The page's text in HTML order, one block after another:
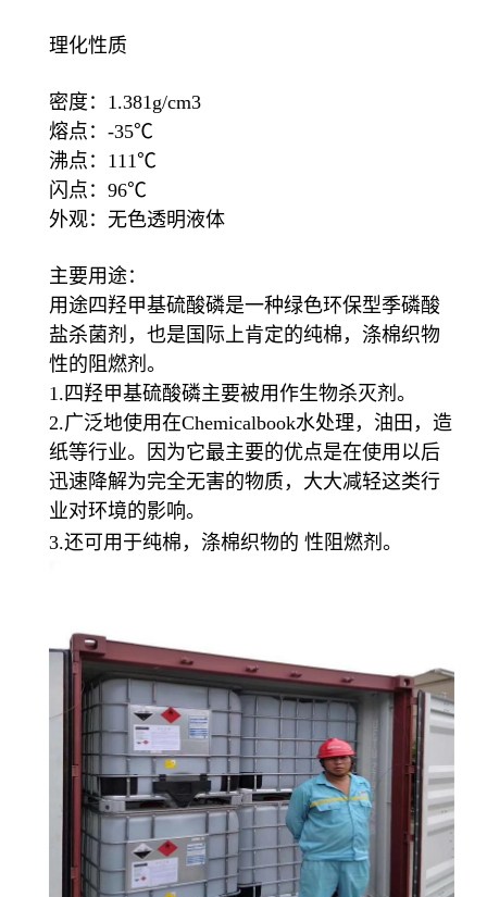
理化性质
密度：1.381g/cm3
熔点：-35℃
沸点：111℃
闪点：96℃
外观：无色透明液体
主要用途：
用途四羟甲基硫酸磷是一种绿色环保型季磷酸
盐杀菌剂，也是国际上肯定的纯棉，涤棉织物
性的阻燃剂。
1.四羟甲基硫酸磷主要被用作生物杀灭剂。
2.广泛地使用在Chemicalbook水处理，油田，造
纸等行业。因为它最主要的优点是在使用以后
迅速降解为完全无害的物质，大大减轻这类行
业对环境的影响。
3.还可用于纯棉，涤棉织物的 性阻燃剂。